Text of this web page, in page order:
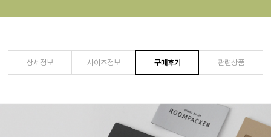
상세정보 사이즈정보 구매후기 관련상품